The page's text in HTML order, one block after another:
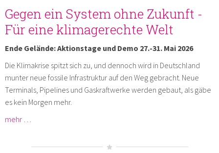
Gegen ein System ohne Zukunft -
Für eine klimagerechte Welt
Ende Gelände: Aktionstage und Demo 27.-31. Mai 2026
Die Klimakrise spitzt sich zu, und dennoch wird in Deutschland
munter neue fossile Infrastruktur auf den Weg gebracht. Neue
Terminals, Pipelines und Gaskraftwerke werden gebaut, als gäbe
es kein Morgen mehr.
mehr …